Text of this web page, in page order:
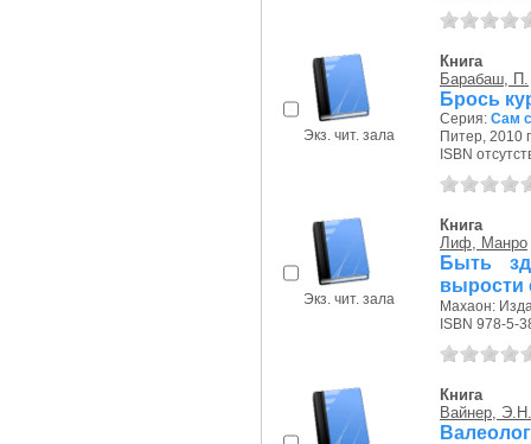
Экз. чит. зала
Книга
Барабаш, П.
Брось
Серия: Сам
Питер, 2010
ISBN
Экз. чит. зала
Книга
Лиф, Манро
Быть
вырости
Махаон:
ISBN 978-5-
Книга
Вайнер, Э.Н.